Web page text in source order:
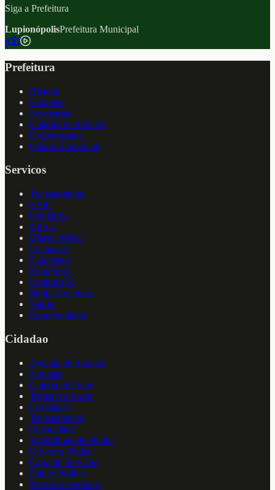
Siga a Prefeitura
LupionópolisPrefeitura Municipal
f
Prefeitura
Historia
Gabinete
Secretarias
Galeria de Prefeitos
Organograma
Quadro Funcional
Servicos
Transparencia
e-SIC
Ouvidoria
NFS-e
Diario Oficial
Licitacoes
Concursos
Empregos
Central 156
Minha Prefeitura
Saude
Empreendedor
Cidadao
Agenda de Eventos
Noticias
Galeria de Fotos
Turismo e Lazer
Legislacao
Transparencia
Privacidade
Acessibilidade Digital
Governo Digital
Carta de Servicos
Painel Publico
Busca de Servicos